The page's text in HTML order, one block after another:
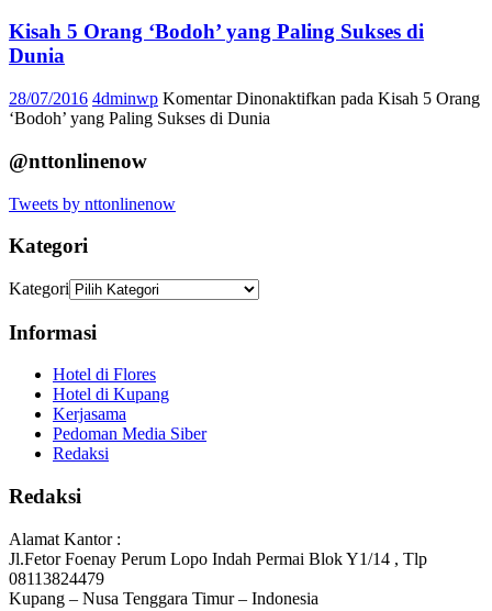
Kisah 5 Orang ‘Bodoh’ yang Paling Sukses di
Dunia
28/07/2016 4dminwp Komentar Dinonaktifkan pada Kisah 5 Orang
‘Bodoh’ yang Paling Sukses di Dunia
@nttonlinenow
Tweets by nttonlinenow
Kategori
Kategori
Informasi
Hotel di Flores
Hotel di Kupang
Kerjasama
Pedoman Media Siber
Redaksi
Redaksi
Alamat Kantor :
Jl.Fetor Foenay Perum Lopo Indah Permai Blok Y1/14 , Tlp
08113824479
Kupang – Nusa Tenggara Timur – Indonesia